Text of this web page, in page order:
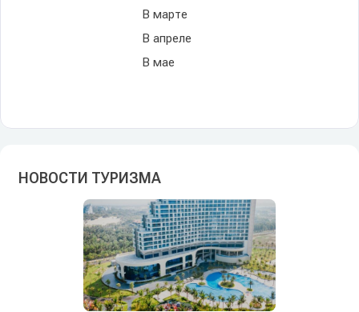
В марте
В апреле
В мае
НОВОСТИ ТУРИЗМА